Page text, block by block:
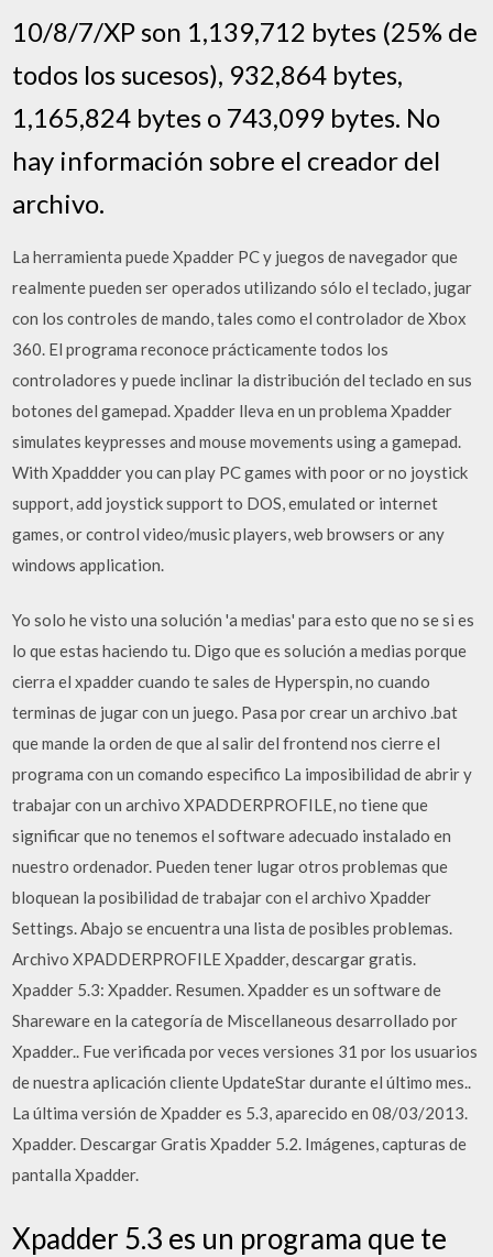
10/8/7/XP son 1,139,712 bytes (25% de
todos los sucesos), 932,864 bytes,
1,165,824 bytes o 743,099 bytes. No
hay información sobre el creador del
archivo.
La herramienta puede Xpadder PC y juegos de navegador que
realmente pueden ser operados utilizando sólo el teclado, jugar
con los controles de mando, tales como el controlador de Xbox
360. El programa reconoce prácticamente todos los
controladores y puede inclinar la distribución del teclado en sus
botones del gamepad. Xpadder lleva en un problema Xpadder
simulates keypresses and mouse movements using a gamepad.
With Xpaddder you can play PC games with poor or no joystick
support, add joystick support to DOS, emulated or internet
games, or control video/music players, web browsers or any
windows application.
Yo solo he visto una solución 'a medias' para esto que no se si es
lo que estas haciendo tu. Digo que es solución a medias porque
cierra el xpadder cuando te sales de Hyperspin, no cuando
terminas de jugar con un juego. Pasa por crear un archivo .bat
que mande la orden de que al salir del frontend nos cierre el
programa con un comando especifico La imposibilidad de abrir y
trabajar con un archivo XPADDERPROFILE, no tiene que
significar que no tenemos el software adecuado instalado en
nuestro ordenador. Pueden tener lugar otros problemas que
bloquean la posibilidad de trabajar con el archivo Xpadder
Settings. Abajo se encuentra una lista de posibles problemas.
Archivo XPADDERPROFILE Xpadder, descargar gratis.
Xpadder 5.3: Xpadder. Resumen. Xpadder es un software de
Shareware en la categoría de Miscellaneous desarrollado por
Xpadder.. Fue verificada por veces versiones 31 por los usuarios
de nuestra aplicación cliente UpdateStar durante el último mes..
La última versión de Xpadder es 5.3, aparecido en 08/03/2013.
Xpadder. Descargar Gratis Xpadder 5.2. Imágenes, capturas de
pantalla Xpadder.
Xpadder 5.3 es un programa que te